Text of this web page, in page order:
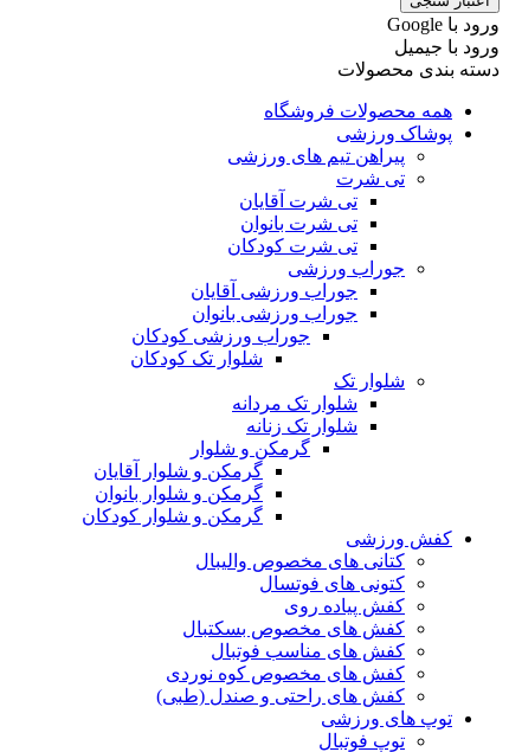
ورود با ‫Google
ورود با جیمیل
دسته بندی محصولات
همه محصولات فروشگاه
پوشاک ورزشی
پیراهن تیم های ورزشی
تی شرت
تی شرت آقایان
تی شرت بانوان
تی شرت کودکان
جوراب ورزشی
جوراب ورزشی آقایان
جوراب ورزشی بانوان
جوراب ورزشی کودکان
شلوار تک کودکان
شلوار تک
شلوار تک مردانه
شلوار تک زنانه
گرمکن و شلوار
گرمکن و شلوار آقایان
گرمکن و شلوار بانوان
گرمکن و شلوار کودکان
کفش ورزشی
کتانی های مخصوص والیبال
کتونی های فوتسال
کفش پیاده روی
کفش های مخصوص بسکتبال
کفش های مناسب فوتبال
کفش های مخصوص کوه نوردی
کفش های راحتی و صندل (طبی)
توپ های ورزشی
توپ فوتبال